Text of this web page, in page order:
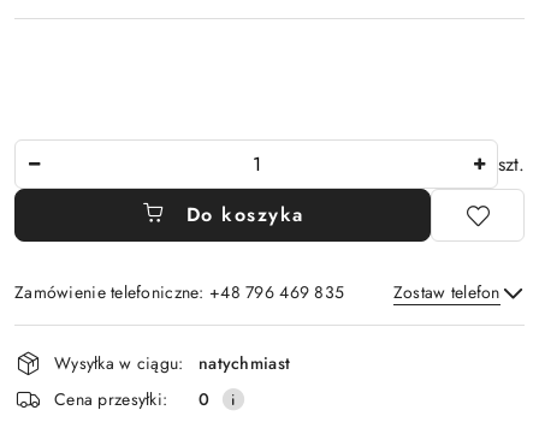
szt.
Do koszyka
Zamówienie telefoniczne: +48 796 469 835 Zostaw telefon
Wyślij
Dostępność
i
dostawa
Wysyłka w ciągu:
natychmiast
Cena przesyłki:
0